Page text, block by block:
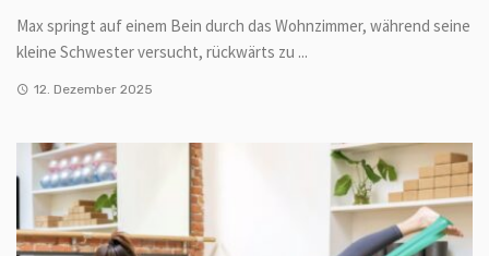
Max springt auf einem Bein durch das Wohnzimmer, während seine
kleine Schwester versucht, rückwärts zu ...
12. Dezember 2025